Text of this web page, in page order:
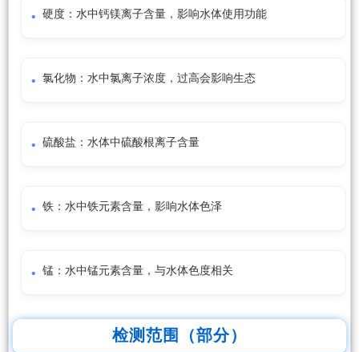
硬度：水中钙镁离子含量，影响水体使用功能
氯化物：水中氯离子浓度，过高会影响生态
硫酸盐：水体中硫酸根离子含量
铁：水中铁元素含量，影响水体色泽
锰：水中锰元素含量，与水体色度相关
检测范围（部分）